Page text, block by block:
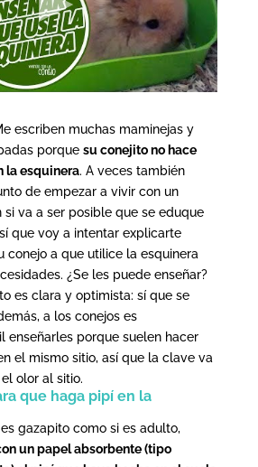
escriben muchas maminejas y
porque su conejito no hace
la esquinera. A veces también
de empezar a vivir con un
si va a ser posible que se eduque
que voy a intentar explicarte
conejo a que utilice la esquinera
¿Se les puede enseñar?
es clara y optimista: sí que se
a los conejos es
enseñarles porque suelen hacer
el mismo sitio, así que la clave va
olor al sitio.
que haga pipí en la
gazapito como si es adulto,
un papel absorbente (tipo